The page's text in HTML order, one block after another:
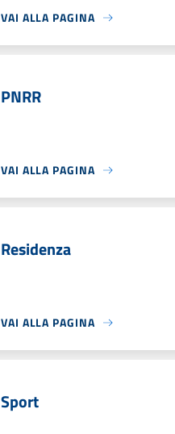
VAI ALLA PAGINA
PNRR
VAI ALLA PAGINA
Residenza
VAI ALLA PAGINA
Sport